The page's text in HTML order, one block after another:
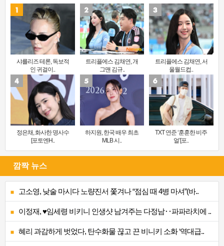
샤를리즈 테론, 독보적
인 귀걸이..
트리플에스 김채연, 개
그맨 김규..
트리플에스 김채연, 서
울월드컵..
정은채, 화사한 명사수
[포토엔H..
하지원, 한국 배우 최초
MLB 시..
TXT 연준 ‘훈훈한 비주
얼’[포..
깜짝 뉴스
고소영, 낮술 마시다 노량진서 쫓겨나 “점심 때 4병 마셔”(바..
이정재, ♥임세령 비키니 인생샷 남겨주는 다정남‥파파라치에 ..
혜리 과감하게 벗었다, 탄수화물 끊고 끈 비니키 소화 ‘역대급..